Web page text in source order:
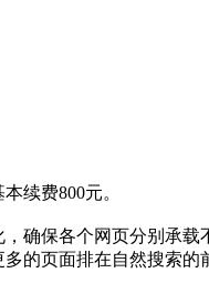
续费800元。
确保各个网页分别承
的页面排在自然搜索